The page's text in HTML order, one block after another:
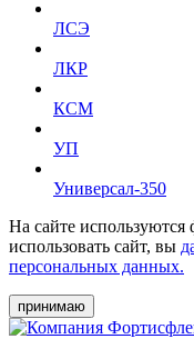
ЛСЭ
ЛКР
КСМ
УП
Универсал-350
На сайте
использовать сайт, вы
персональных данных.
принимаю